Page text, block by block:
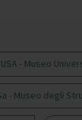
- Museo
- Museo degli